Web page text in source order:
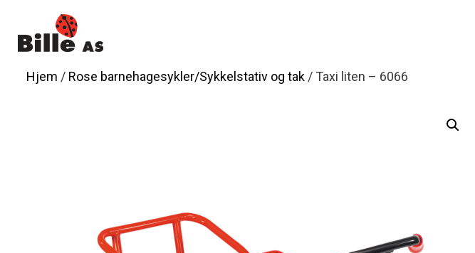
innhold
Hjem / Rose barnehagesykler/Sykkelstativ og tak/ Taxi liten – 6066